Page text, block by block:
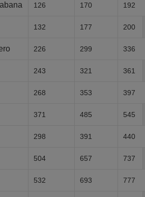
126 170 192
132 177 200
226 299 336
243 321 361
268 353 397
371 485 545
298 391 440
504 657 737
532 693 777